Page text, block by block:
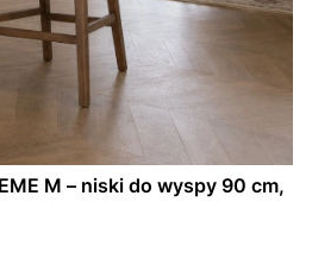
M – niski do wyspy 90 cm,